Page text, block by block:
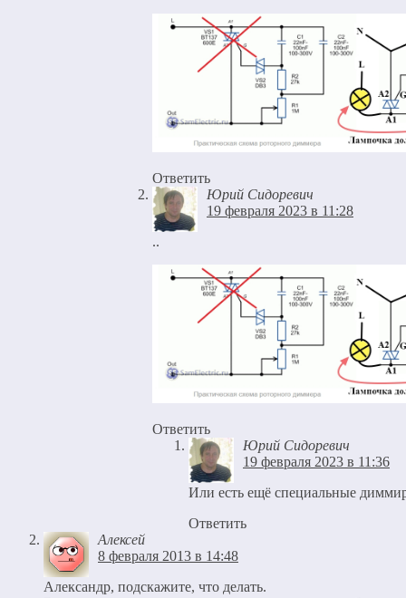
Ответить
Юрий Сидоревич
19 февраля 2023 в 11:28
..
Ответить
Юрий Сидоревич
19 февраля 2023 в 11:36
Или есть ещё специальные
Ответить
Алексей
8 февраля 2013 в 14:48
Александр, подскажите, что делать.